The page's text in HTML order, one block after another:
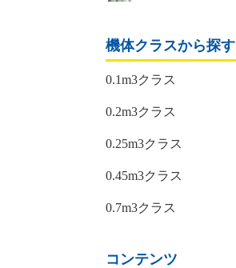
機体クラスから探す
0.1m3クラス
0.2m3クラス
0.25m3クラス
0.45m3クラス
0.7m3クラス
コンテンツ